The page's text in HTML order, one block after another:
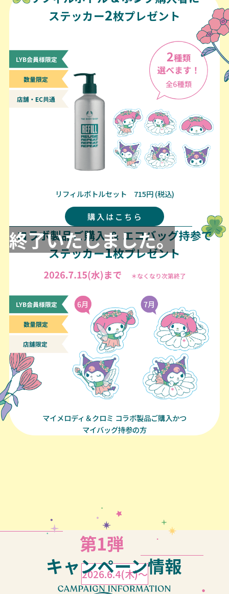
ステッカー2枚プレゼント
リフィルボトルセット 715円 (税込)
購入はこちら
コラボ製品ご購入 ＆ エコバッグ持参で
ステッカー1枚プレゼント
マイメロディ＆クロミ コラボ製品ご購入かつ
マイバッグ持参の方
第1弾
2026.6.4(木)〜